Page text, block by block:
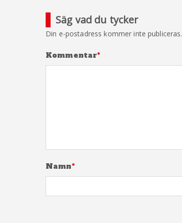
Säg vad du tycker
Din e-postadress kommer inte publiceras.
Kommentar*
Namn*